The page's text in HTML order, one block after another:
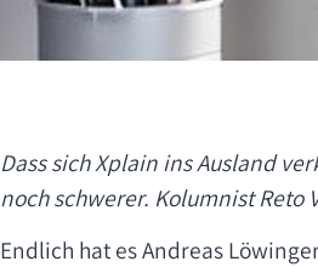
Dass sich Xplain ins Ausland
noch schwerer. Kolumnist Reto
Endlich hat es Andreas